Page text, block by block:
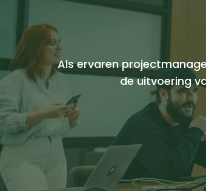
Als ervaren
de uitvoering